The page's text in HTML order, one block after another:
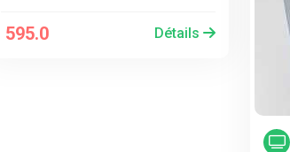
595.0 Détails